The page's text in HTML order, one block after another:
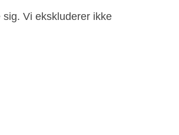
Vi ekskluderer ikke